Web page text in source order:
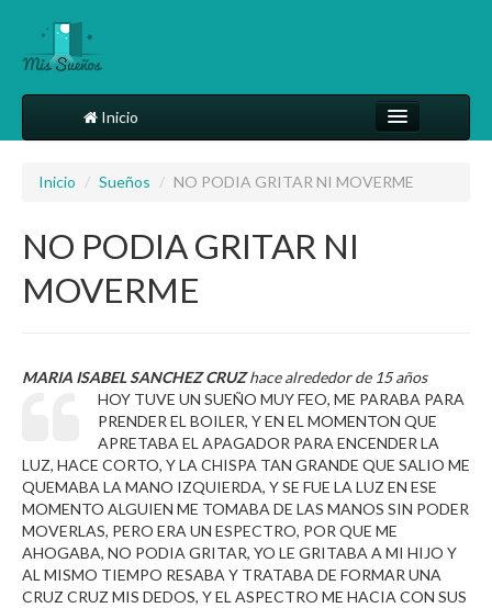
Inicio
Más
Inicio / Sueños / NO PODIA GRITAR NI MOVERME
NO PODIA GRITAR NI
MOVERME
MARIA ISABEL SANCHEZ CRUZhace alrededor de 15 años
HOY TUVE UN SUEÑO MUY FEO, ME PARABA PARA
PRENDER EL BOILER, Y EN EL MOMENTON QUE
APRETABA EL APAGADOR PARA ENCENDER LA
LUZ, HACE CORTO, Y LA CHISPA TAN GRANDE QUE SALIO ME
QUEMABA LA MANO IZQUIERDA, Y SE FUE LA LUZ EN ESE
MOMENTO ALGUIEN ME TOMABA DE LAS MANOS SIN PODER
MOVERLAS, PERO ERA UN ESPECTRO, POR QUE ME
AHOGABA, NO PODIA GRITAR, YO LE GRITABA A MI HIJO Y
AL MISMO TIEMPO RESABA Y TRATABA DE FORMAR UNA
CRUZ CRUZ MIS DEDOS, Y EL ASPECTRO ME HACIA CON SUS